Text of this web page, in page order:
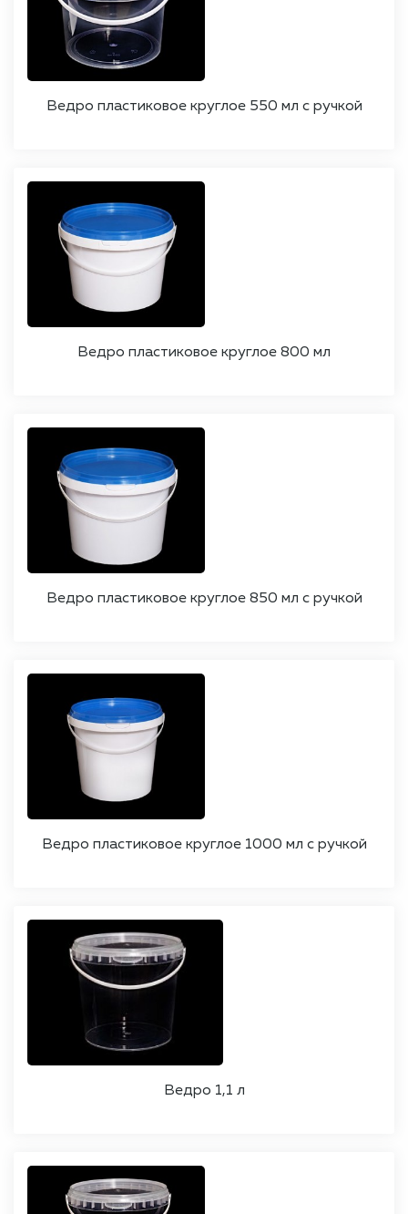
Ведро пластиковое круглое 550 мл с ручкой
Ведро пластиковое круглое 800 мл
Ведро пластиковое круглое 850 мл с ручкой
Ведро пластиковое круглое 1000 мл с ручкой
Ведро 1,1 л